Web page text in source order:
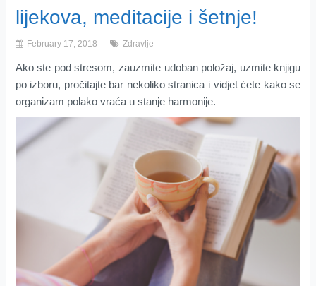
lijekova, meditacije i šetnje!
February 17, 2018 Zdravlje
Ako ste pod stresom, zauzmite udoban položaj, uzmite knjigu
po izboru, pročitajte bar nekoliko stranica i vidjet ćete kako se
organizam polako vraća u stanje harmonije.